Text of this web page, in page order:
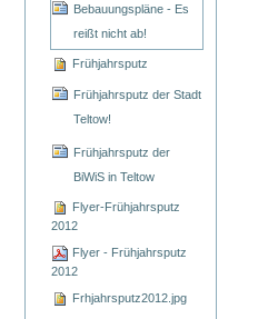
Bebauungspläne - Es
reißt nicht ab!
Frühjahrsputz
Frühjahrsputz der Stadt
Teltow!
Frühjahrsputz der
BiWiS in Teltow
Flyer-Frühjahrsputz
2012
Flyer - Frühjahrsputz
2012
Frhjahrsputz2012.jpg